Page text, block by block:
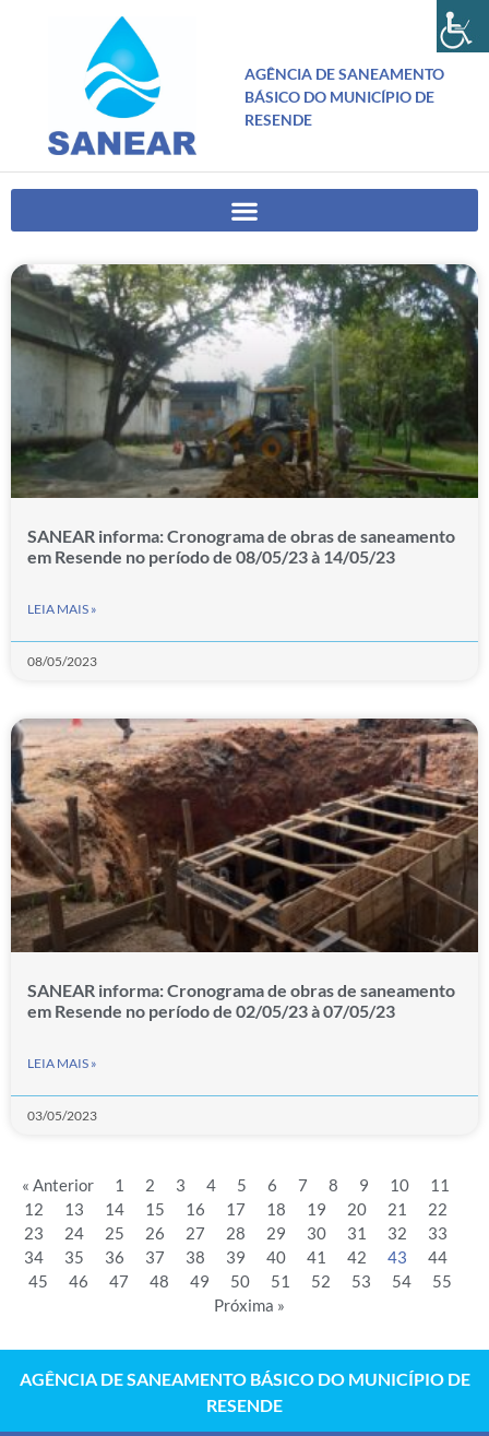
AGÊNCIA DE SANEAMENTO
BÁSICO DO MUNICÍPIO DE
RESENDE
SANEAR informa: Cronograma de obras de saneamento
em Resende no período de 08/05/23 à 14/05/23
LEIA MAIS »
08/05/2023
SANEAR informa: Cronograma de obras de saneamento
em Resende no período de 02/05/23 à 07/05/23
LEIA MAIS »
03/05/2023
« Anterior 1 2 3 4 5 6 7 8 9 10
11
12
13 14 15 16 17 18 19 20 21
22
23
24 25 26 27 28 29 30 31 32
33
34
35 36 37 38 39 40 41 42 43
44
45
46 47 48 49 50 51 52 53 54
55
Próxima »
AGÊNCIA DE SANEAMENTO BÁSICO DO MUNICÍPIO DE
RESENDE